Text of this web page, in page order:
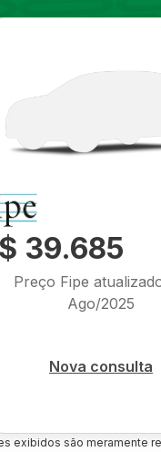
39.685
Preço Fipe
Ago/2025
Nova consulta
exibidos são meramente